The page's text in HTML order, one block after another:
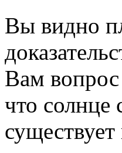
Вы видно
Вам вопрос
что солнце
существует